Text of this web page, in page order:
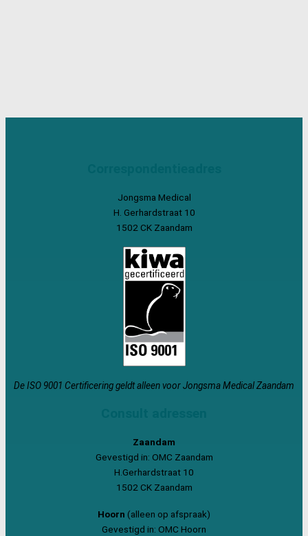
Jongsma Medical
H. Gerhardstraat 10
1502 CK Zaandam
De ISO 9001 Certificering geldt alleen voor Jongsma Medical Zaandam
Zaandam
Gevestigd in: OMC Zaandam
H.Gerhardstraat 10
1502 CK Zaandam
Hoorn (alleen op afspraak)
Gevestigd in: OMC Hoorn